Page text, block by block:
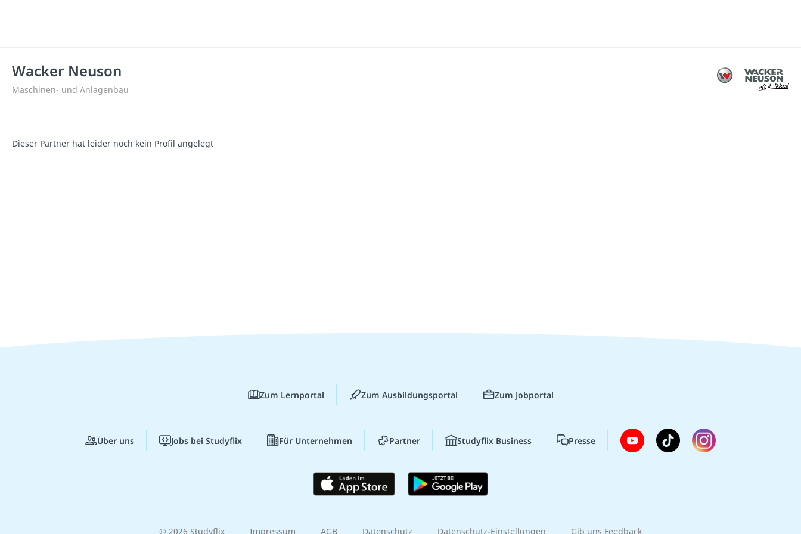
Wacker Neuson
Maschinen- und Anlagenbau
Dieser Partner hat leider noch kein Profil angelegt
Zum Lernportal Zum Ausbildungsportal Zum Jobportal
Über uns Jobs bei Studyflix Für Unternehmen Partner Studyflix Business Presse
© 2026 Studyflix Impressum AGB Datenschutz Datenschutz-Einstellungen Gib uns Feedback